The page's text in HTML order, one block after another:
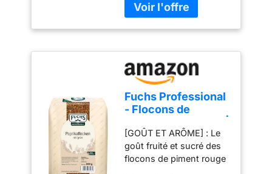
Fuchs Professional
- Flocons de
800 g dans un sac|
mélange coloré de
flocons de piment
[GOÛT ET ARÔME] : Le
goût fruité et sucré des
flocons de piment rouge